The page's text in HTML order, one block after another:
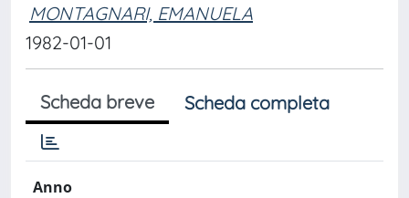
MONTAGNARI, EMANUELA
1982-01-01
Scheda breve Scheda completa
Anno